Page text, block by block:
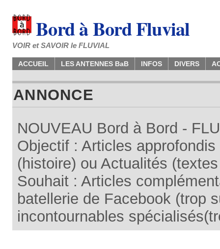
Bord à Bord Fluvial
VOIR et SAVOIR le FLUVIAL
ACCUEIL LES ANTENNES BaB INFOS DIVERS
ANNONCE
NOUVEAU Bord à Bord -
Objectif : Articles
(histoire) ou Actualités
Souhait : Articles
batellerie de Facebook (trop
incontournables